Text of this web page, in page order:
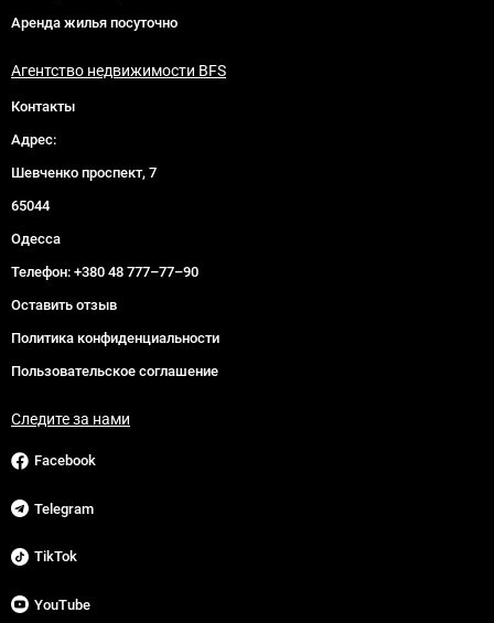
Аренда жилья посуточно
Агентство недвижимости BFS
Контакты
Адрес:
Шевченко проспект, 7
65044
Одесса
Телефон: +380 48 777–77–90
Оставить отзыв
Политика конфиденциальности
Пользовательское соглашение
Следите за нами
Facebook
Telegram
TikTok
YouTube